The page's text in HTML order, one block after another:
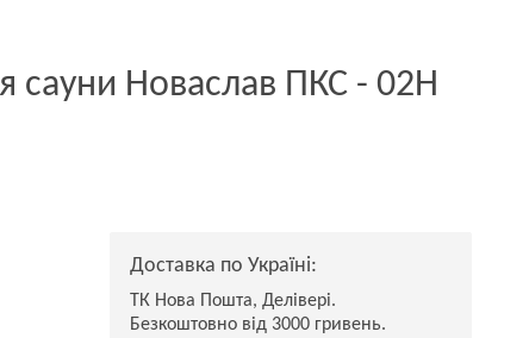
сауни Новаслав ПКС - 02Н
Доставка по Україні:
ТК Нова Пошта, Делівері.
Безкоштовно від 3000 гривень.